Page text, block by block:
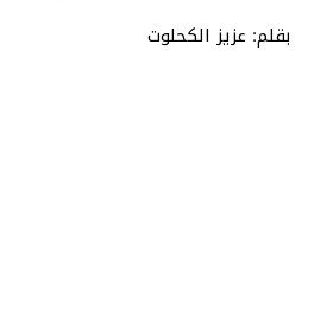
بقلم: عزيز الكحلوت